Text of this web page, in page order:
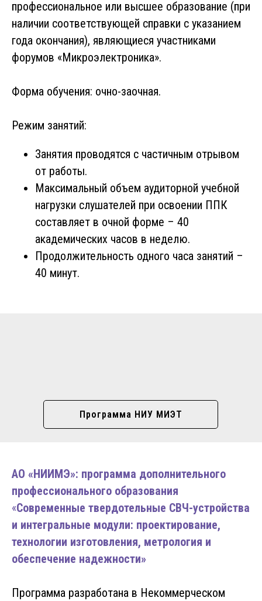
профессиональное или высшее образование (при
наличии соответствующей справки с указанием
года окончания), являющиеся участниками
форумов «Микроэлектроника».
Форма обучения: очно-заочная.
Режим занятий:
Занятия проводятся с частичным отрывом
от работы.
Максимальный объем аудиторной учебной
нагрузки слушателей при освоении ППК
составляет в очной форме – 40
академических часов в неделю.
Продолжительность одного часа занятий –
40 минут.
Программа НИУ МИЭТ
АО «НИИМЭ»: программа дополнительного
профессионального образования
«Современные твердотельные СВЧ-устройства
и интегральные модули: проектирование,
технологии изготовления, метрология и
обеспечение надежности»
Программа разработана в Некоммерческом